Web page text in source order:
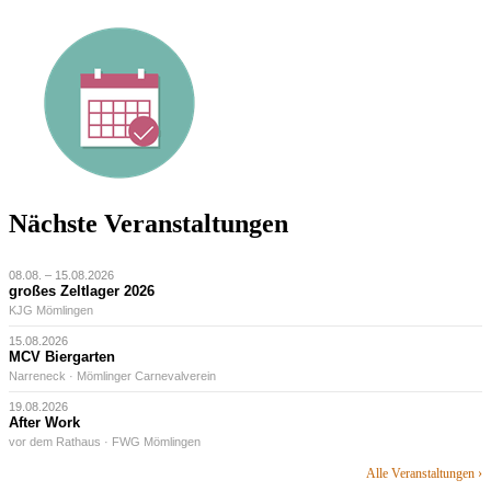
Nächste Veranstaltungen
08.08. – 15.08.2026
großes Zeltlager 2026
KJG Mömlingen
15.08.2026
MCV Biergarten
Narreneck · Mömlinger Carnevalverein
19.08.2026
After Work
vor dem Rathaus · FWG Mömlingen
Alle Veranstaltungen ›